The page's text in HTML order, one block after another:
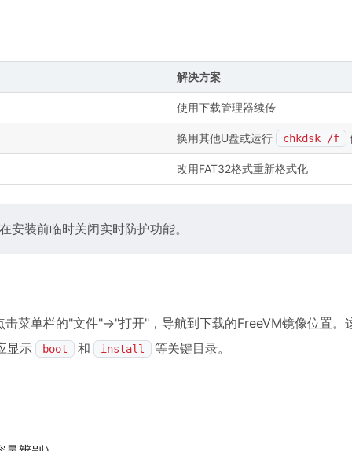
解决方案
使用下载管理器续传
换用其他U盘或运行 chkdsk /f
改用FAT32格式重新格式化
装前临时关闭实时防护功能。
菜单栏的"文件"→"打开"，导航到下载的FreeVM镜像位置。
显示
boot 和 install 等关键目录。